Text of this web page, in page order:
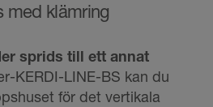
med klämring
sprids till ett annat
KERDI-LINE-BS kan du
för det vertikala